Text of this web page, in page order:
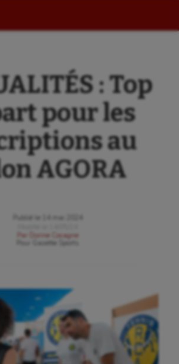
: Top
pour les
au
AGORA
Publié le
14 mai 2024
Par
Dorine Cocagne
Gazette Sports